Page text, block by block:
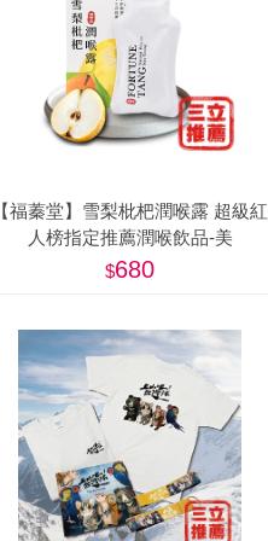
【福蓁堂】雪梨枇杷潤喉露 超級紅
人榜指定推薦潤喉飲品-美
680